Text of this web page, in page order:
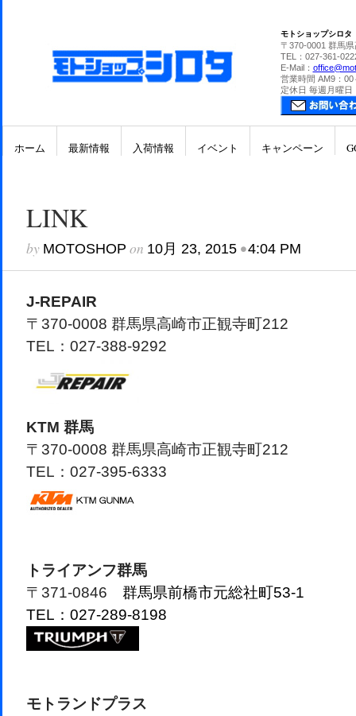
モトショップシロタ
〒370-0001 群馬
TEL：027-361-
E-Mail：
営業時間 AM9：00
定休日 毎週月曜日
ホーム 最新情報 入荷情報 イベント キャンペーン
LINK
by MOTOSHOP on 10月 23, 2015•4:04 PM
J-REPAIR
〒370-0008 群馬県高崎市正観寺町212
TEL：027-388-9292
KTM 群馬
〒370-0008 群馬県高崎市正観寺町212
TEL：027-395-6333
トライアンフ群馬
〒371-0846 群馬県前橋市元総社町53-1
TEL：027-289-8198
モトランドプラス